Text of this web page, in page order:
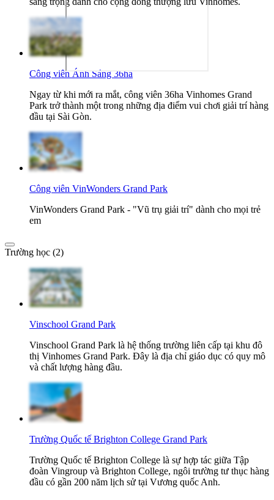
Công viên Ánh Sáng 36ha
Ngay từ khi mới ra mắt, công viên 36ha Vinhomes Grand
Park trở thành một trong những địa điểm vui chơi giải trí hàng
đầu tại Sài Gòn.
Công viên VinWonders Grand Park
VinWonders Grand Park - "Vũ trụ giải trí" dành cho mọi trẻ
em
Trường học (2)
Vinschool Grand Park
Vinschool Grand Park là hệ thống trường liên cấp tại khu đô
thị Vinhomes Grand Park. Đây là địa chỉ giáo dục có quy mô
và chất lượng hàng đầu.
Trường Quốc tế Brighton College Grand Park
Trường Quốc tế Brighton College là sự hợp tác giữa Tập
đoàn Vingroup và Brighton College, ngôi trường tư thục hàng
đầu có gần 200 năm lịch sử tại Vương quốc Anh.